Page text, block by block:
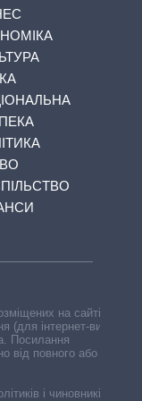
на сайті,
(для інтернет-видань
Посилання
від повного або
і чиновників,